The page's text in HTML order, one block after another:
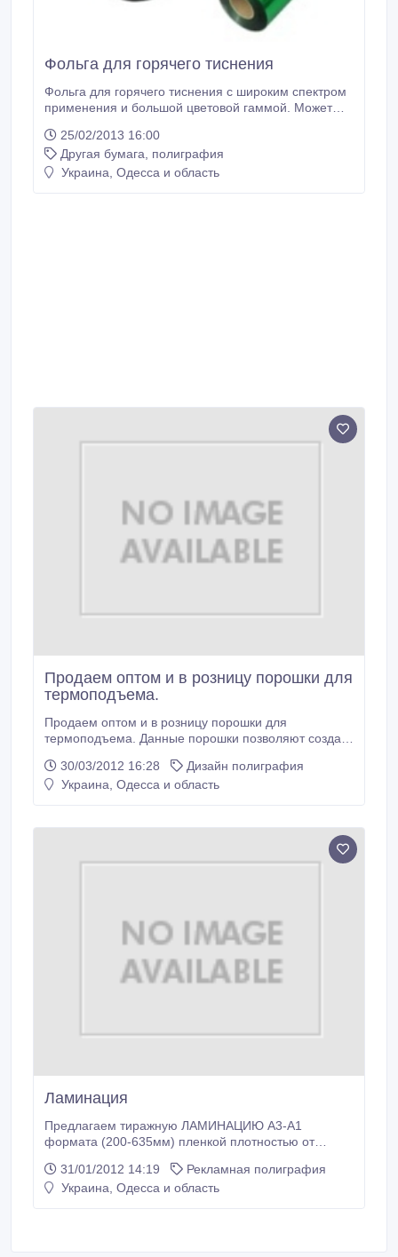
Фольга для горячего тиснения
Фольга для горячего тиснения с широким спектром
применения и большой цветовой гаммой. Может
оборудовании различного типа. Характеристики:
хорошее покрытие, подходит для рельефного
покрытия, глянцевость, используется для
25/02/2013 16:00
Другая бумага, полиграфия
Украина, Одесса и область
Продаем оптом и в розницу порошки для
термоподъема.
Продаем оптом и в розницу порошки для
термоподъема. Данные порошки позволяют создать
изготовления любой полиграфической продукции, в
частности визитных карточек, папок, другой
30/03/2012 16:28
Дизайн полиграфия
Украина, Одесса и область
Ламинация
Предлагаем тиражную ЛАМИНАЦИЮ А3-А1
формата (200-635мм) пленкой плотностью от
Так же переплёт на металлическую
пружину(календари, блокноты, меню и др.) для
31/01/2012 14:19
Рекламная полиграфия
Украина, Одесса и область